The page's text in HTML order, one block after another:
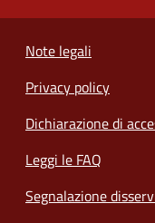
Note legali
Privacy policy
Dichiarazione di
Leggi le FAQ
Segnalazione